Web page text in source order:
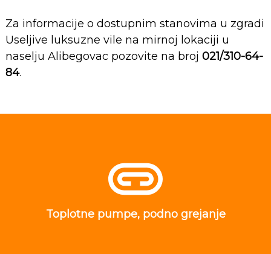
Za informacije o dostupnim stanovima u zgradi
Useljive luksuzne vile na mirnoj lokaciji u
naselju Alibegovac pozovite na broj 021/310-64-
84.
Toplotne pumpe, podno grejanje